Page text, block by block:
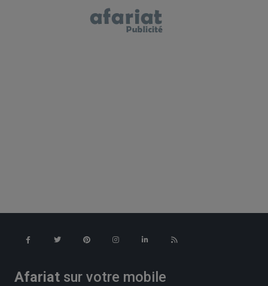
Afariat sur votre mobile